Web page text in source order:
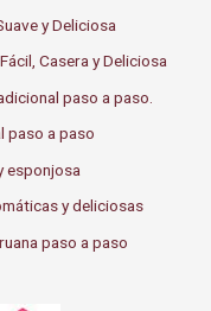
y Deliciosa
Casera y Deliciosa
paso a paso.
paso a paso
esponjosa
y deliciosas
paso a paso